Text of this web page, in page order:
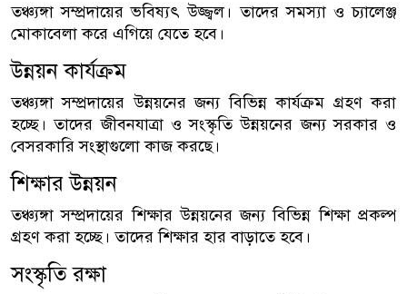
তঞ্চ্যঙ্গা সম্প্রদায়ের ভবিষ্যৎ উজ্জ্বল। তাদের সমস্যা ও চ্যালেঞ্জ
মোকাবেলা করে এগিয়ে যেতে হবে।
উন্নয়ন কার্যক্রম
তঞ্চ্যঙ্গা সম্প্রদায়ের উন্নয়নের জন্য বিভিন্ন কার্যক্রম গ্রহণ করা
হচ্ছে। তাদের জীবনযাত্রা ও সংস্কৃতি উন্নয়নের জন্য সরকার ও
বেসরকারি সংস্থাগুলো কাজ করছে।
শিক্ষার উন্নয়ন
তঞ্চ্যঙ্গা সম্প্রদায়ের শিক্ষার উন্নয়নের জন্য বিভিন্ন শিক্ষা প্রকল্প
গ্রহণ করা হচ্ছে। তাদের শিক্ষার হার বাড়াতে হবে।
সংস্কৃতি রক্ষা